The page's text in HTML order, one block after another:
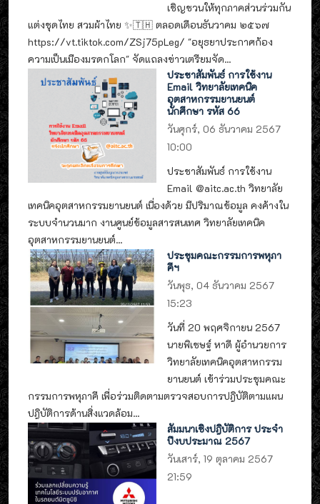
เชิญชวนให้ทุกภาคส่วนร่วมกัน
แต่งชุดไทย สวมผ้าไทย ✨🇹🇭 ตลอดเดือนธันวาคม ๒๕๖๗
https://vt.tiktok.com/ZSj75pLeg/ "อยุธยาประกาศก้อง
ความเป็นเมืองมรดกโลก" จัดแถลงข่าวเตรียมจัด...
ประชาสัมพันธ์ การใช้งาน
Email วิทยาลัยเทคนิค
อุตสาหกรรมยานยนต์
นักศึกษา รหัส 66
วันศุกร์, 06 ธันวาคม 2567
10:00
ประชาสัมพันธ์ การใช้งาน
Email @aitc.ac.th วิทยาลัย
เทคนิคอุตสาหกรรมยานยนต์ เนื่องด้วย มีปริมาณข้อมูล คงค้างใน
ระบบจำนวนมาก งานศูนย์ข้อมูลสารสนเทศ วิทยาลัยเทคนิค
อุตสาหกรรมยานยนต์...
ประชุมคณะกรรมการพหุภา
คีฯ
วันพุธ, 04 ธันวาคม 2567
15:23
วันที่ 20 พฤศจิกายน 2567
นายพิเชษฐ์ หาดี ผู้อำนวยการ
วิทยาลัยเทคนิคอุตสาหกรรม
ยานยนต์ เข้าร่วมประชุมคณะ
กรรมการพหุภาคี เพื่อร่วมติดตามตรวจสอบการปฎิบัติตามแผน
ปฎิบัติการด้านสิ่งแวดล้อม...
สัมมนาเชิงปฎิบัติการ ประจำ
ปีงบประมาณ 2567
วันเสาร์, 19 ตุลาคม 2567
21:59